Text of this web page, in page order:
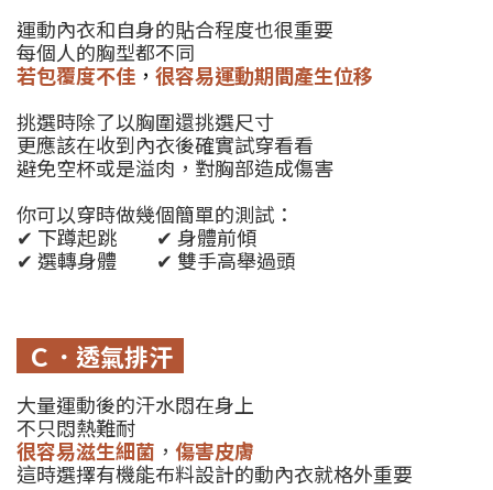
運動內衣和自身的貼合程度也很重要
每個人的胸型都不同
若包覆度不佳 ， 很容易運動期間產生位移
挑選時除了以胸圍還挑選尺寸
更應該在收到內衣後確實試穿看看
避免空杯或是溢肉，對胸部造成傷害
你可以穿時做幾個簡單的測試：
✔ 下蹲起跳 ✔ 身體前傾
✔ 選轉身體 ✔ 雙手高舉過頭
Ｃ．透氣排汗
大量運動後的汗水悶在身上
不只悶熱難耐
很容易滋生細菌 ， 傷害皮膚
這時選擇有機能布料設計的動內衣就格外重要